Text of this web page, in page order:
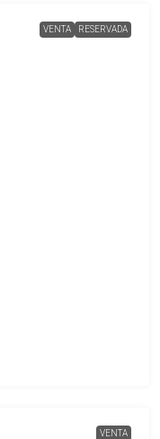
VENTA RESERVADA
VENTA